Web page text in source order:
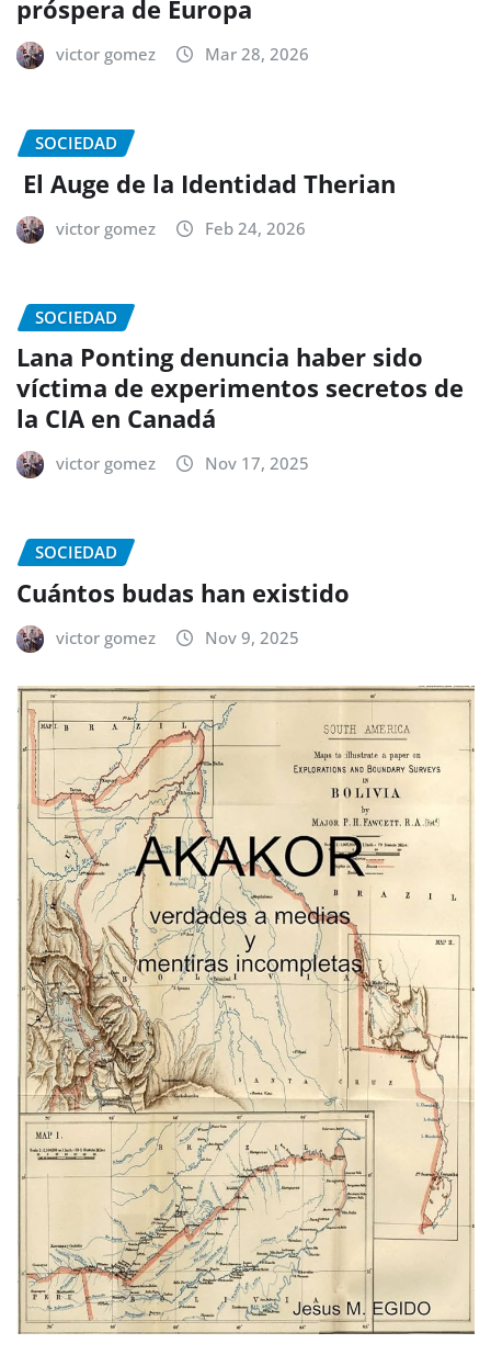
próspera de Europa
victor gomez Mar 28, 2026
SOCIEDAD
El Auge de la Identidad Therian
victor gomez Feb 24, 2026
SOCIEDAD
Lana Ponting denuncia haber sido
víctima de experimentos secretos de
la CIA en Canadá
victor gomez Nov 17, 2025
SOCIEDAD
Cuántos budas han existido
victor gomez Nov 9, 2025